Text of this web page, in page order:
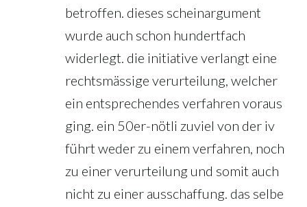
betroffen. dieses scheinargument
wurde auch schon hundertfach
widerlegt. die initiative verlangt eine
rechtsmässige verurteilung, welcher
ein entsprechendes verfahren voraus
ging. ein 50er-nötli zuviel von der iv
führt weder zu einem verfahren, noch
zu einer verurteilung und somit auch
nicht zu einer ausschaffung. das selbe